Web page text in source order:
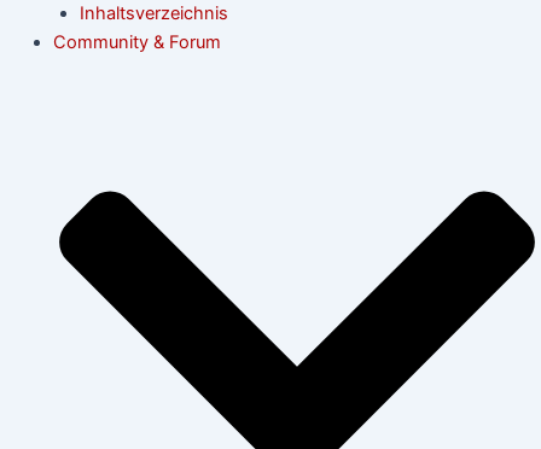
Inhaltsverzeichnis
Community & Forum